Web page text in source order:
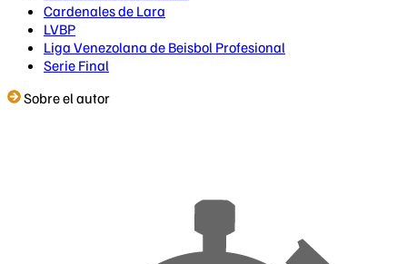
Cardenales de Lara
LVBP
Liga Venezolana de Beisbol Profesional
Serie Final
Sobre el autor